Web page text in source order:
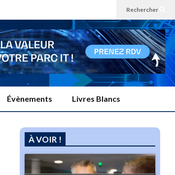
Rechercher
Évènements Livres Blancs
À VOIR !